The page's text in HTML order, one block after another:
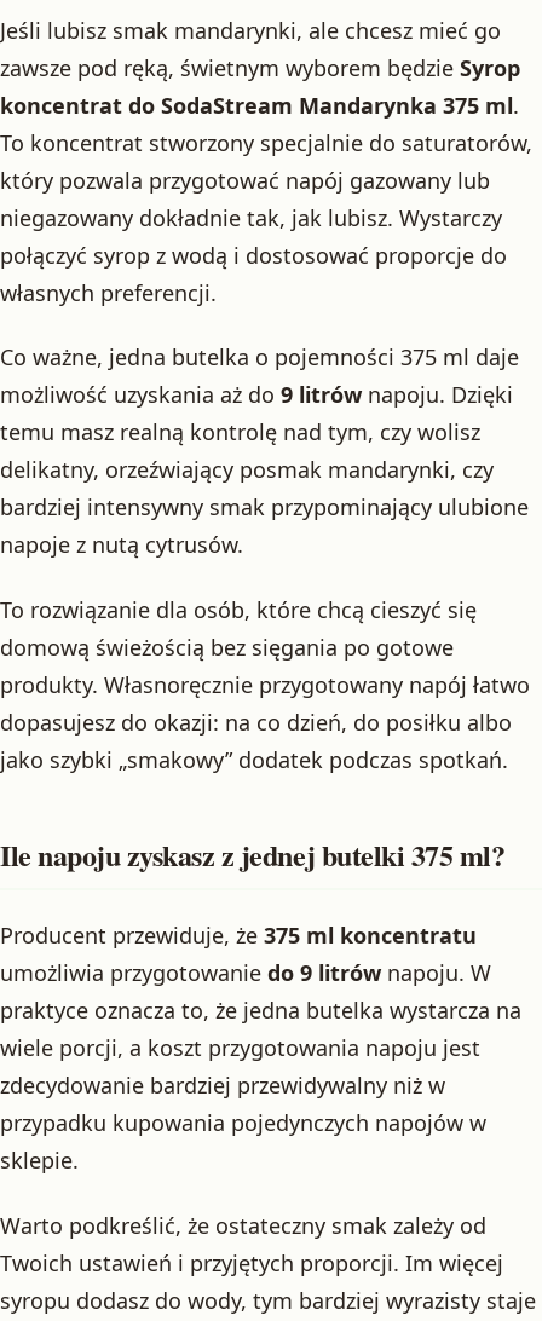
Jeśli lubisz smak mandarynki, ale chcesz mieć go
zawsze pod ręką, świetnym wyborem będzie Syrop
koncentrat do SodaStream Mandarynka 375 ml.
To koncentrat stworzony specjalnie do saturatorów,
który pozwala przygotować napój gazowany lub
niegazowany dokładnie tak, jak lubisz. Wystarczy
połączyć syrop z wodą i dostosować proporcje do
własnych preferencji.
Co ważne, jedna butelka o pojemności 375 ml daje
możliwość uzyskania aż do 9 litrów napoju. Dzięki
temu masz realną kontrolę nad tym, czy wolisz
delikatny, orzeźwiający posmak mandarynki, czy
bardziej intensywny smak przypominający ulubione
napoje z nutą cytrusów.
To rozwiązanie dla osób, które chcą cieszyć się
domową świeżością bez sięgania po gotowe
produkty. Własnoręcznie przygotowany napój łatwo
dopasujesz do okazji: na co dzień, do posiłku albo
jako szybki „smakowy” dodatek podczas spotkań.
Ile napoju zyskasz z jednej butelki 375 ml?
Producent przewiduje, że 375 ml koncentratu
umożliwia przygotowanie do 9 litrów napoju. W
praktyce oznacza to, że jedna butelka wystarcza na
wiele porcji, a koszt przygotowania napoju jest
zdecydowanie bardziej przewidywalny niż w
przypadku kupowania pojedynczych napojów w
sklepie.
Warto podkreślić, że ostateczny smak zależy od
Twoich ustawień i przyjętych proporcji. Im więcej
syropu dodasz do wody, tym bardziej wyrazisty staje